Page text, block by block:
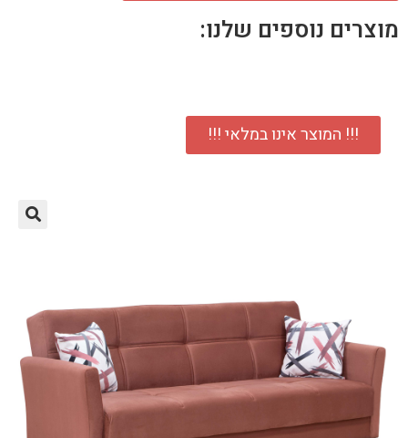
מוצרים נוספים שלנו:
!!! המוצר אינו במלאי !!!